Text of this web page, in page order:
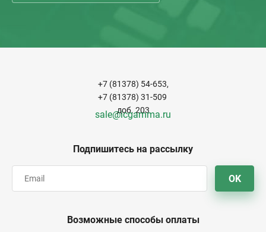
Подпишитесь на рассылку
OK
+7 (81378) 54-653,
+7 (81378) 31-509
доб. 203
sale@icgamma.ru
Возможные способы оплаты